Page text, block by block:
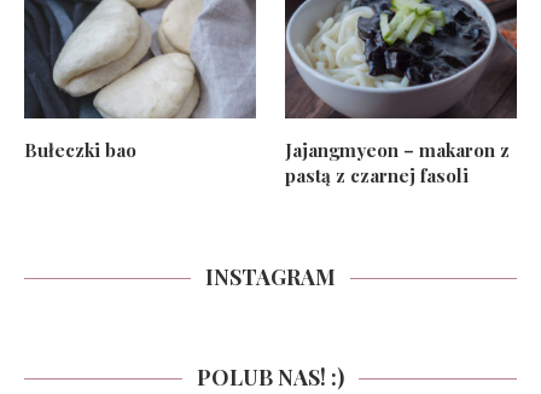
Bułeczki bao
Jajangmyeon – makaron z
pastą z czarnej fasoli
INSTAGRAM
POLUB NAS! :)